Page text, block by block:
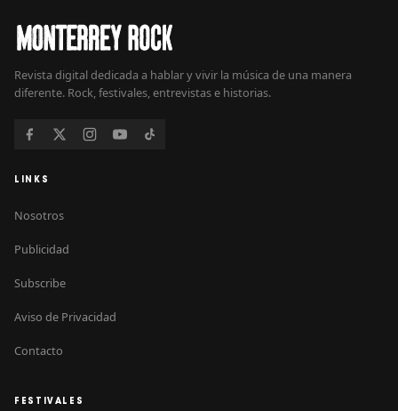
Revista digital dedicada a hablar y vivir la música de una manera
diferente. Rock, festivales, entrevistas e historias.
LINKS
Nosotros
Publicidad
Subscribe
Aviso de Privacidad
Contacto
FESTIVALES